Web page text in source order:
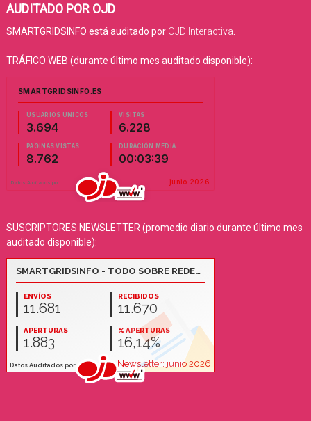
AUDITADO POR OJD
SMARTGRIDSINFO está auditado por OJD Interactiva
TRÁFICO WEB (durante último mes auditado disponible):
SUSCRIPTORES NEWSLETTER (promedio diario durante último mes
auditado disponible):